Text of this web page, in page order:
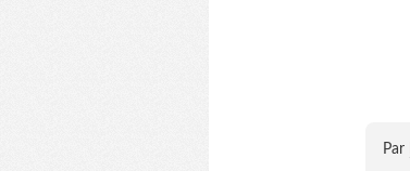
Par